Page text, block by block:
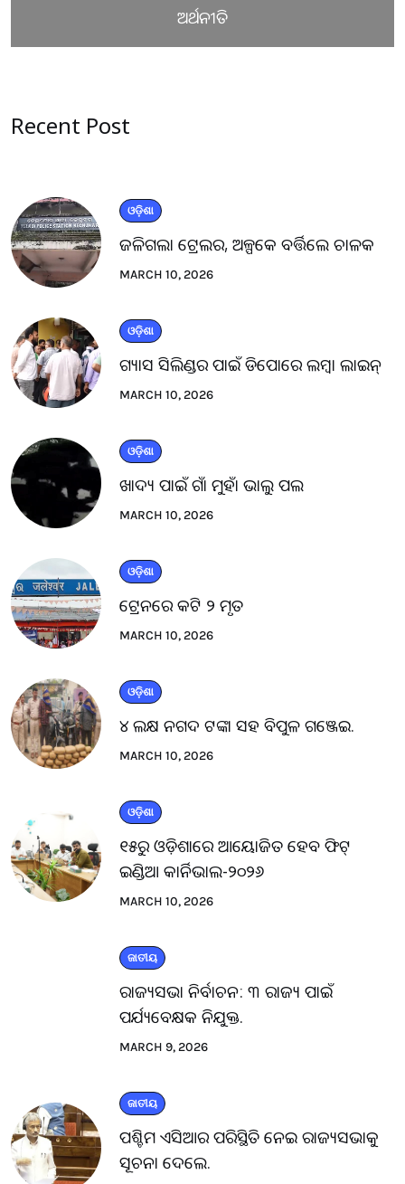
ଅର୍ଥନୀତି
Recent Post
ଓଡ଼ିଶା
ଜଳିଗଲା ଟ୍ରେଲର, ଅଳ୍ପକେ ବର୍ତ୍ତିଲେ ଚାଳକ
MARCH 10, 2026
ଓଡ଼ିଶା
ଗ୍ୟାସ ସିଲିଣ୍ଡର ପାଇଁ ଡିପୋରେ ଲମ୍ବା ଲାଇନ୍
MARCH 10, 2026
ଓଡ଼ିଶା
ଖାଦ୍ୟ ପାଇଁ ଗାଁ ମୁହାଁ ଭାଲୁ ପଲ
MARCH 10, 2026
ଓଡ଼ିଶା
ଟ୍ରେନରେ କଟି ୨ ମୃତ
MARCH 10, 2026
ଓଡ଼ିଶା
୪ ଲକ୍ଷ ନଗଦ ଟଙ୍କା ସହ ବିପୁଳ ଗଞ୍ଜେଇ.
MARCH 10, 2026
ଓଡ଼ିଶା
୧୫ରୁ ଓଡ଼ିଶାରେ ଆୟୋଜିତ ହେବ ଫିଟ୍
ଇଣ୍ଡିଆ କାର୍ନିଭାଲ-୨୦୨୬
MARCH 10, 2026
ଜାତୀୟ
ରାଜ୍ୟସଭା ନିର୍ବାଚନ: ୩ ରାଜ୍ୟ ପାଇଁ
ପର୍ଯ୍ୟବେକ୍ଷକ ନିଯୁକ୍ତ.
MARCH 9, 2026
ଜାତୀୟ
ପଶ୍ଚିମ ଏସିଆର ପରିସ୍ଥିତି ନେଇ ରାଜ୍ୟସଭାକୁ
ସୂଚନା ଦେଲେ.